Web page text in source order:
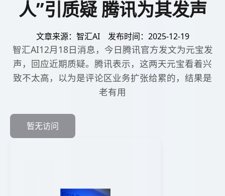
人”引质疑 腾讯为其发声
文章来源：智汇AI 发布时间：2025-12-19
智汇AI12月18日消息，今日腾讯官方发文为元宝发
声，回应近期质疑。腾讯表示，这两天元宝看着兴
致不太高，以为是评论区业务扩张给累的，结果是
老有用
暂无访问